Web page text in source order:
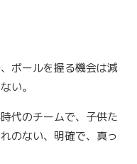
ボールを握る機会は減
い。
代のチームで、子供た
のない、明確で、真っ